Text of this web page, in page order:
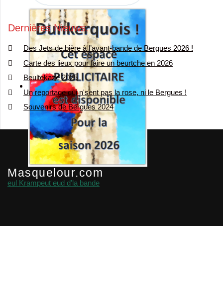
Dernières Nieuws
Des Jets de bière à l’avant-bande de Bergues 2026 !
Carte des lieux pour faire un beurtche en 2026
Beultekaze 2025
Un reportage qui n'sent pas la rose, ni le Bergues !
Souvenirs de Bergues 2024
Masquelour.com
eul Krampeut eud d'la bande